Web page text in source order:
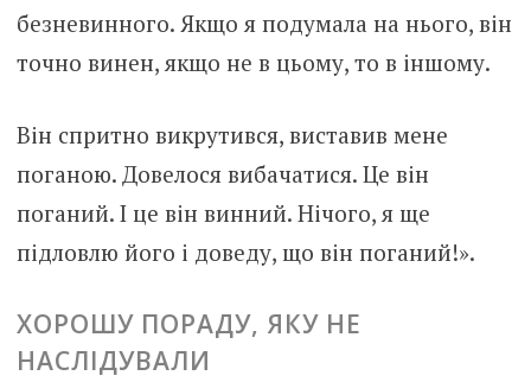
безневинного. Якщо я подумала на нього, він
точно винен, якщо не в цьому, то в іншому.
Він спритно викрутився, виставив мене
поганою. Довелося вибачатися. Це він
поганий. І це він винний. Нічого, я ще
підловлю його і доведу, що він поганий!».
ХОРОШУ ПОРАДУ, ЯКУ НЕ
НАСЛІДУВАЛИ